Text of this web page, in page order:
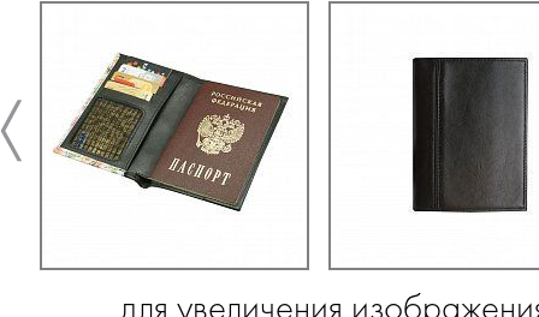
для увеличения